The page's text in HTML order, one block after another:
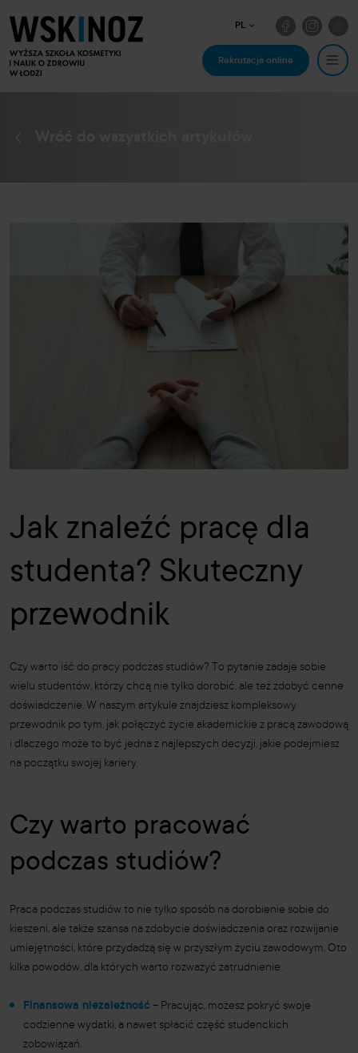
PL
Rekrutacja online
Jak znaleźć pracę dla
studenta? Skuteczny
przewodnik
Czy warto iść do pracy podczas studiów? To pytanie zadaje sobie
wielu studentów, którzy chcą nie tylko dorobić, ale też zdobyć cenne
doświadczenie. W naszym artykule znajdziesz kompleksowy
przewodnik po tym, jak połączyć życie akademickie z pracą zawodową
i dlaczego może to być jedna z najlepszych decyzji, jakie podejmiesz
na początku swojej kariery.
Czy warto pracować
podczas studiów?
Praca podczas studiów to nie tylko sposób na dorobienie sobie do
kieszeni, ale także szansa na zdobycie doświadczenia oraz rozwijanie
umiejętności, które przydadzą się w przyszłym życiu zawodowym. Oto
kilka powodów, dla których warto rozważyć zatrudnienie:
Finansowa niezależność– Pracując, możesz pokryć swoje
codzienne wydatki, a nawet spłacić część studenckich
zobowiązań.